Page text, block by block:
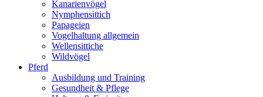
Kanarienvögel
Nymphensittich
Papageien
Vogelhaltung allgemein
Wellensittiche
Wildvögel
Pferd
Ausbildung und Training
Gesundheit & Pflege